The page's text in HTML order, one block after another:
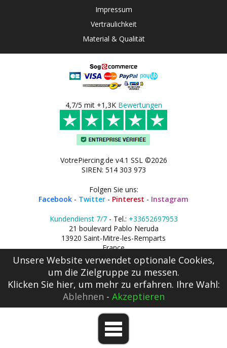
Impressum
Vertraulichkeit
Material & Qualität
4,7/5 mit +1,3K Bewertungen
VotrePiercing.de v4.1 SSL ©2026
SIREN: 514 303 973
Folgen Sie uns:
Facebook - Twitter - Pinterest - Instagram
Kundendienst 7/7- Tel.: +33652697953
21 boulevard Pablo Neruda
13920 Saint-Mitre-les-Remparts
France
Unsere Website verwendet optionale Cookies,
um die Zielgruppe zu messen.
Klicken Sie hier, um mehr zu erfahren. Ihre Wahl:
Ablehnen - Akzeptieren